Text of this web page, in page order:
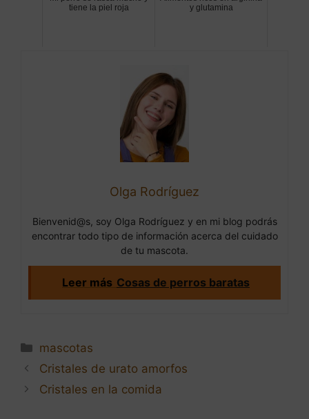
tiene la piel roja
y glutamina
Olga Rodríguez
Bienvenid@s, soy Olga Rodríguez y en mi blog podrás
encontrar todo tipo de información acerca del cuidado
de tu mascota.
Leer más Cosas de perros baratas
Categorías
mascotas
Navegación
de
Cristales de urato amorfos
Cristales en la comida